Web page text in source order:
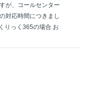
が、コールセンター
対応時間につきまし
りっく365の場合 お